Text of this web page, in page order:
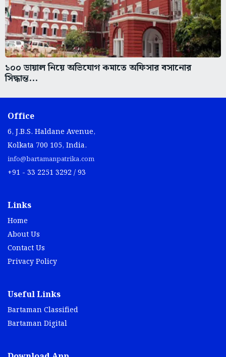
১০০ ডায়াল নিয়ে অভিযোগ কমাতে অফিসার বসানোর
সিদ্ধান্ত...
Office
6, J.B.S. Haldane Avenue,
Kolkata 700 105, India.
info@bartamanpatrika.com
+91 - 33 2251 3292 / 93
Links
Home
About Us
Contact Us
Privacy Policy
Useful Links
Bartaman Classified
Bartaman Digital